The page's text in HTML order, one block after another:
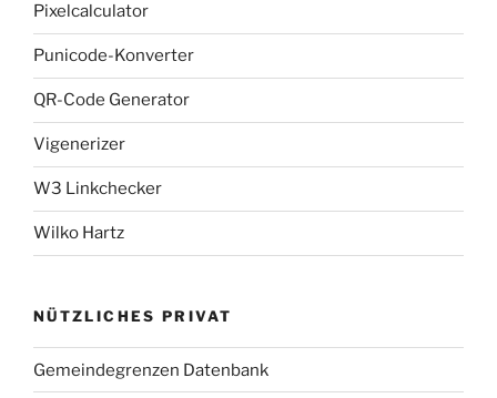
Pixelcalculator
Punicode-Konverter
QR-Code Generator
Vigenerizer
W3 Linkchecker
Wilko Hartz
NÜTZLICHES PRIVAT
Gemeindegrenzen Datenbank